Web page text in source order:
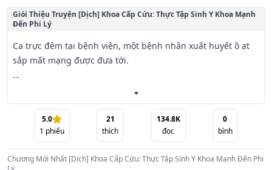
Giói Thiệu Truyện [Dịch] Khoa Cấp Cứu: Thực Tập Sinh Y Khoa Mạnh
Đến Phi Lý
Ca trực đêm tại bệnh viện, một bệnh nhân xuất huyết ồ ạt
sắp mất mạng được đưa tới.
Cả khoa đều bó tay hết cách, bác sĩ mổ chính mồ hôi đầm
đìa, tuyên bố người nhà chuẩn bị lo hậu sự.
Ngay khoảnh khắc người nhà suy sụp, Tử thần giáng lâm,
trong đầu cậu thực tập sinh quèn Lục Thần bỗng vang lên
một âm thanh.
5.0
1 phiếu
21
thích
134.8K
đọc
0
bình
Chương Mới Nhất [Dịch] Khoa Cấp Cứu: Thực Tập Sinh Y Khoa Mạnh Đến Phi